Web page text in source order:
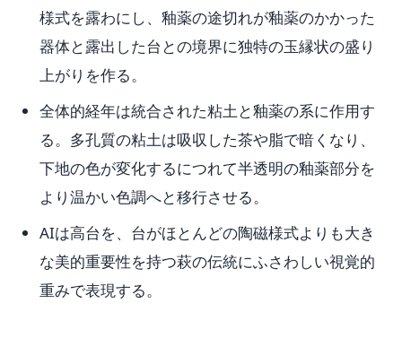
様式を露わにし、釉薬の途切れが釉薬のかかった
器体と露出した台との境界に独特の玉縁状の盛り
上がりを作る。
全体的経年は統合された粘土と釉薬の系に作用す
る。多孔質の粘土は吸収した茶や脂で暗くなり、
下地の色が変化するにつれて半透明の釉薬部分を
より温かい色調へと移行させる。
AIは高台を、台がほとんどの陶磁様式よりも大き
な美的重要性を持つ萩の伝統にふさわしい視覚的
重みで表現する。